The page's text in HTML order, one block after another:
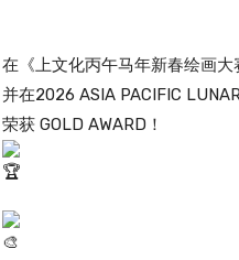
在《上文化丙午马年新春绘画大
并在2026 ASIA PACIFIC
荣获 GOLD AWARD！